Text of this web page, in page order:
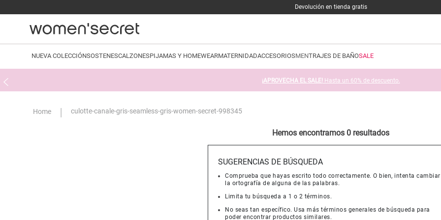
Devolución en tienda gratis
NUEVA COLECCIÓNSOSTENESCALZONESPIJAMAS Y HOMEWEARMATERNIDADACCESORIOSMENTRAJES DE BAÑOSALE
¡APROVECHA EL SALE! Hasta un 60% de descuento.
culotte-canale-gris-seamless-gris-women-secret-998345
Hemos encontramos 0 resultados
SUGERENCIAS DE BÚSQUEDA
Comprueba que hayas escrito todo correctamente. O bien, intenta cambiar
la ortografía de alguna de las palabras.
Limita tu búsqueda a 1 o 2 términos.
No seas tan específico. Usa más términos generales de búsqueda para
poder encontrar productos similares.